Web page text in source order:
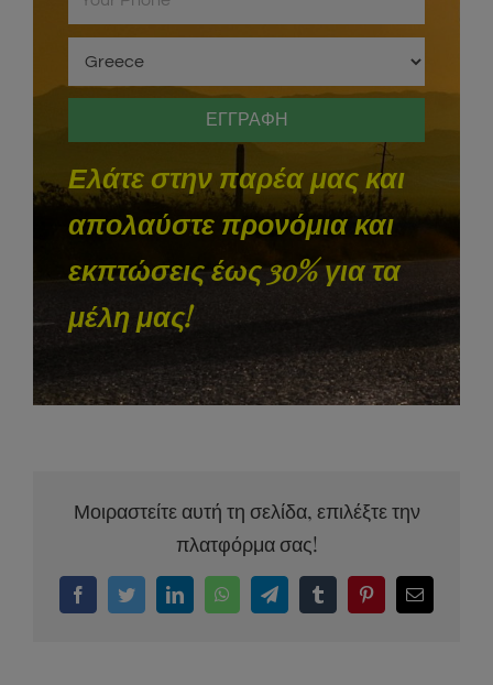
Ελάτε στην παρέα μας και
απολαύστε προνόμια και
εκπτώσεις έως 30% για τα
μέλη μας!
Μοιραστείτε αυτή τη σελίδα, επιλέξτε την
πλατφόρμα σας!
FacebookTwitterLinkedInWhatsAppTelegramTumblrPinterestEmail